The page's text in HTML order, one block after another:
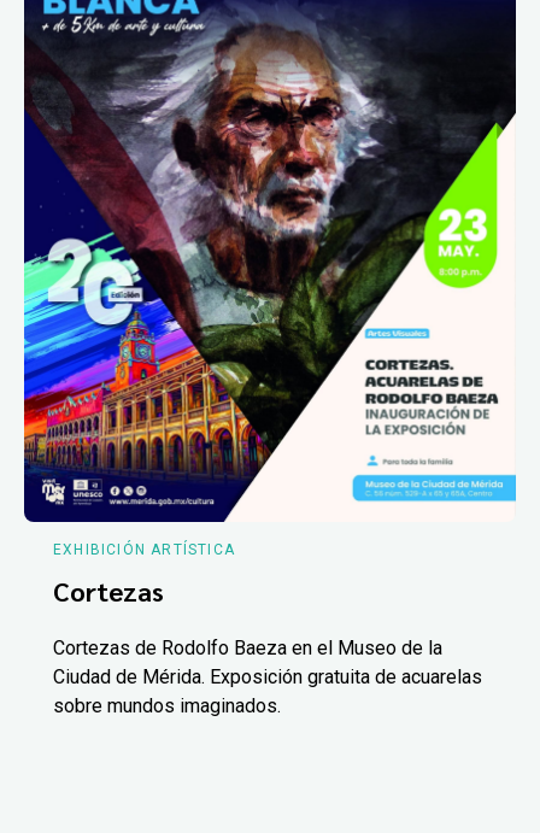
EXHIBICIÓN ARTÍSTICA
Cortezas
Cortezas de Rodolfo Baeza en el Museo de la
Ciudad de Mérida. Exposición gratuita de acuarelas
sobre mundos imaginados.